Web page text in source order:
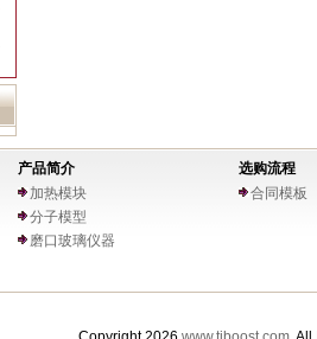
产品简介
加热模块
分子模型
磨口玻璃仪器
选购流程
合同模板